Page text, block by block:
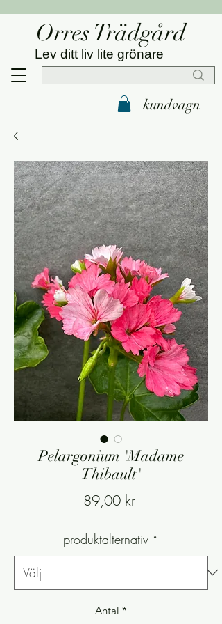
Orres Trädgård
Lev ditt liv lite grönare
kundvagn
Pelargonium 'Madame
Thibault'
89,00 krPris
produktalternativ *
Antal *